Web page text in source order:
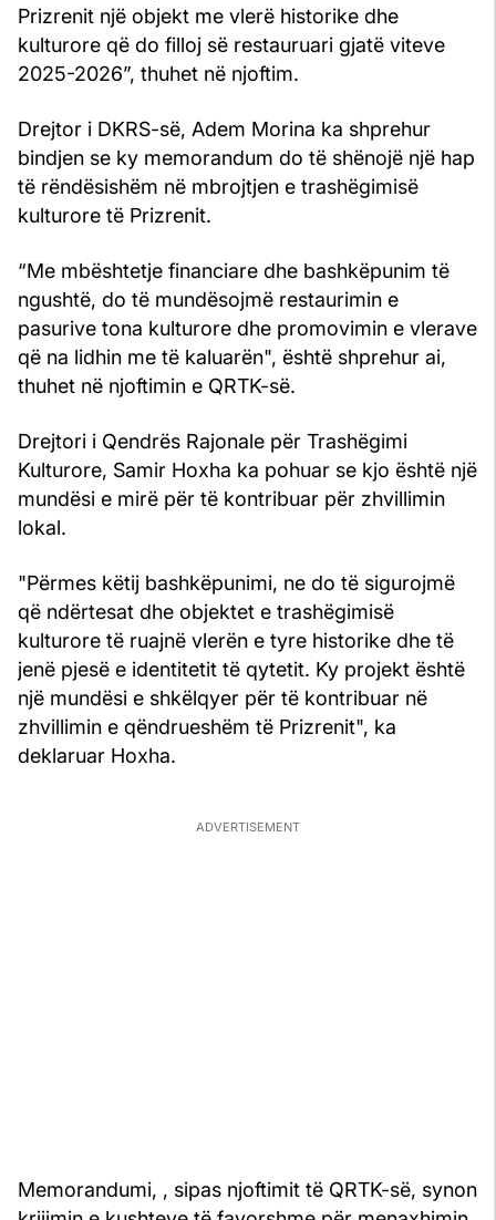
Prizrenit një objekt me vlerë historike dhe
kulturore që do filloj së restauruari gjatë viteve
2025-2026”, thuhet në njoftim.
Drejtor i DKRS-së, Adem Morina ka shprehur
bindjen se ky memorandum do të shënojë një hap
të rëndësishëm në mbrojtjen e trashëgimisë
kulturore të Prizrenit.
“Me mbështetje financiare dhe bashkëpunim të
ngushtë, do të mundësojmë restaurimin e
pasurive tona kulturore dhe promovimin e vlerave
që na lidhin me të kaluarën", është shprehur ai,
thuhet në njoftimin e QRTK-së.
Drejtori i Qendrës Rajonale për Trashëgimi
Kulturore, Samir Hoxha ka pohuar se kjo është një
mundësi e mirë për të kontribuar për zhvillimin
lokal.
"Përmes këtij bashkëpunimi, ne do të sigurojmë
që ndërtesat dhe objektet e trashëgimisë
kulturore të ruajnë vlerën e tyre historike dhe të
jenë pjesë e identitetit të qytetit. Ky projekt është
një mundësi e shkëlqyer për të kontribuar në
zhvillimin e qëndrueshëm të Prizrenit", ka
deklaruar Hoxha.
Memorandumi, , sipas njoftimit të QRTK-së, synon